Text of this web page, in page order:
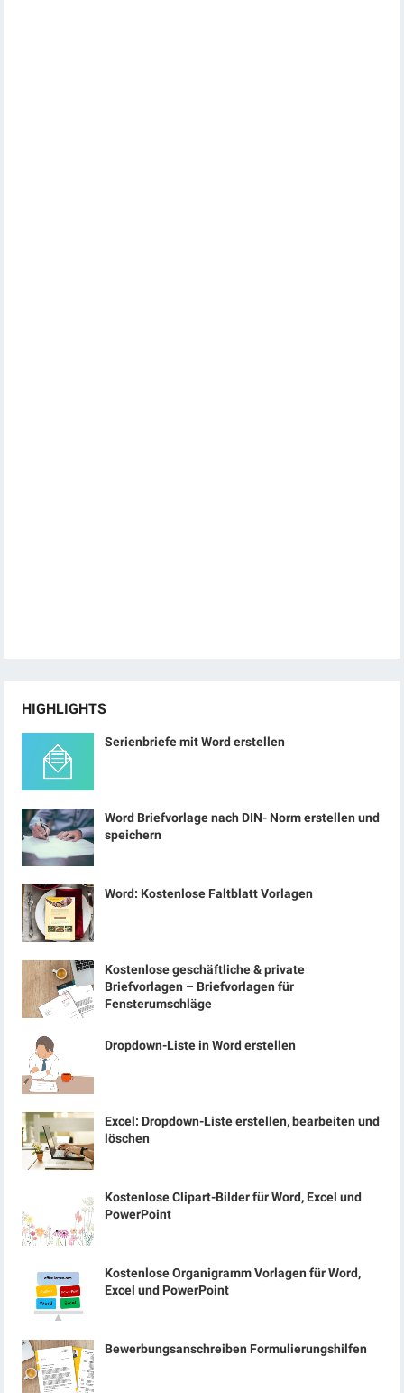
HIGHLIGHTS
Serienbriefe mit Word erstellen
Word Briefvorlage nach DIN- Norm erstellen und
speichern
Word: Kostenlose Faltblatt Vorlagen
Kostenlose geschäftliche & private
Briefvorlagen – Briefvorlagen für
Fensterumschläge
Dropdown-Liste in Word erstellen
Excel: Dropdown-Liste erstellen, bearbeiten und
löschen
Kostenlose Clipart-Bilder für Word, Excel und
PowerPoint
Kostenlose Organigramm Vorlagen für Word,
Excel und PowerPoint
Bewerbungsanschreiben Formulierungshilfen